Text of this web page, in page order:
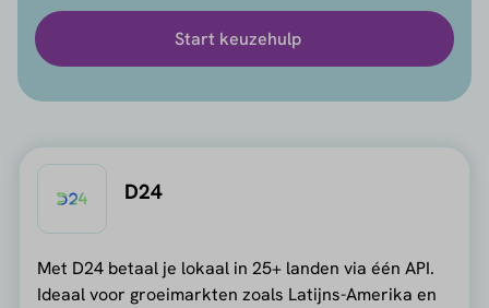
Start keuzehulp
D24
Met D24 betaal je lokaal in 25+ landen via één API.
Ideaal voor groeimarkten zoals Latijns-Amerika en